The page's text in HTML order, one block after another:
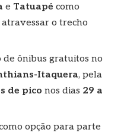
e Tatuapé como
o trecho
de ônibus gratuitos no
Itaquera, pela
de pico nos dias 29 a
opção para parte